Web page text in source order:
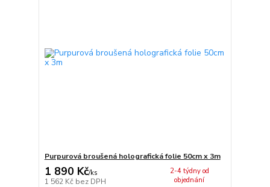
Purpurová broušená holografická folie 50cm x 3m
1 890 Kč/ks
1 562 Kč bez DPH
2-4 týdny od
objednání